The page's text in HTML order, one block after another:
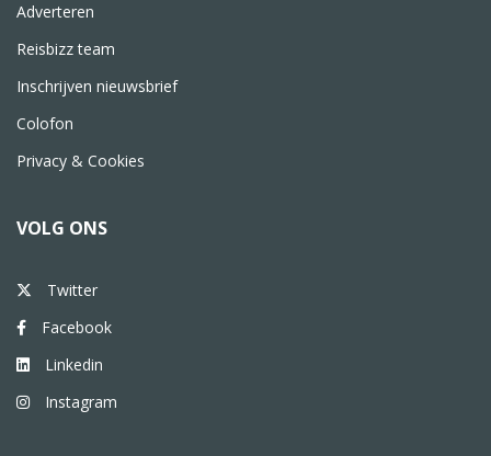
Adverteren
Reisbizz team
Inschrijven nieuwsbrief
Colofon
Privacy & Cookies
VOLG ONS
Twitter
Facebook
Linkedin
Instagram